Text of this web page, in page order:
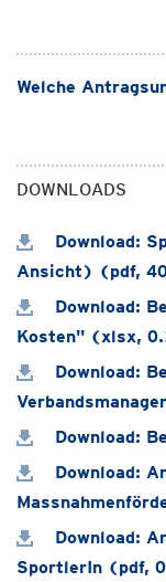
Welche
DOWNLOADS
Download:
Ansicht) (pdf,
Download:
Kosten" (xlsx,
Download:
Download:
Download:
Download:
SportlerIn (pdf,